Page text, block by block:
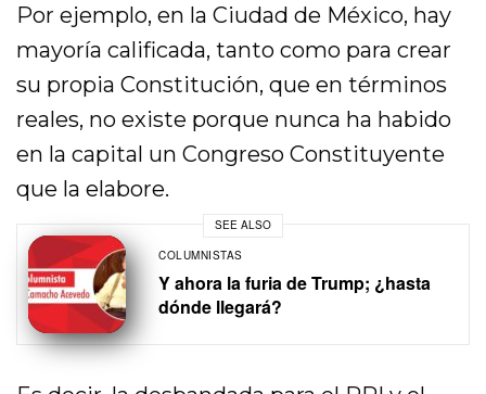
Por ejemplo, en la Ciudad de México, hay
mayoría calificada, tanto como para crear
su propia Constitución, que en términos
reales, no existe porque nunca ha habido
en la capital un Congreso Constituyente
que la elabore.
SEE ALSO
COLUMNISTAS
Y ahora la furia de Trump; ¿hasta
dónde llegará?